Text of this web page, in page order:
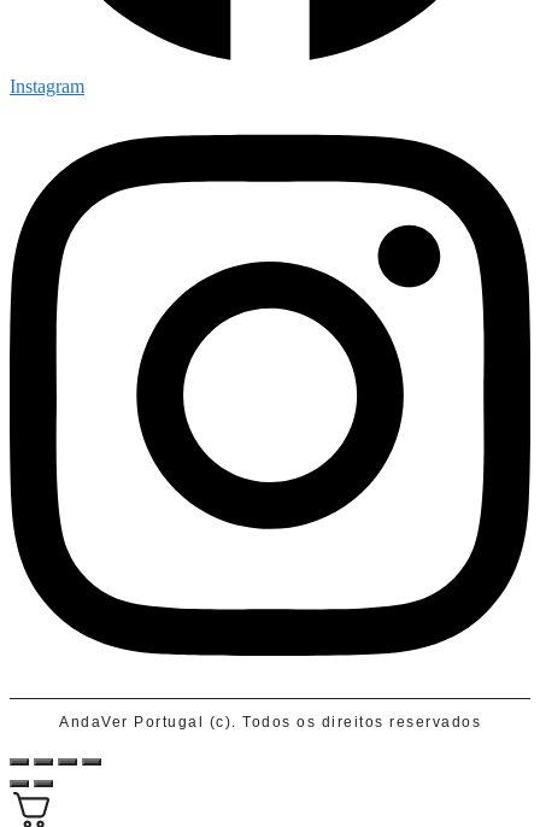
Instagram
AndaVer Portugal (c). Todos os direitos reservados